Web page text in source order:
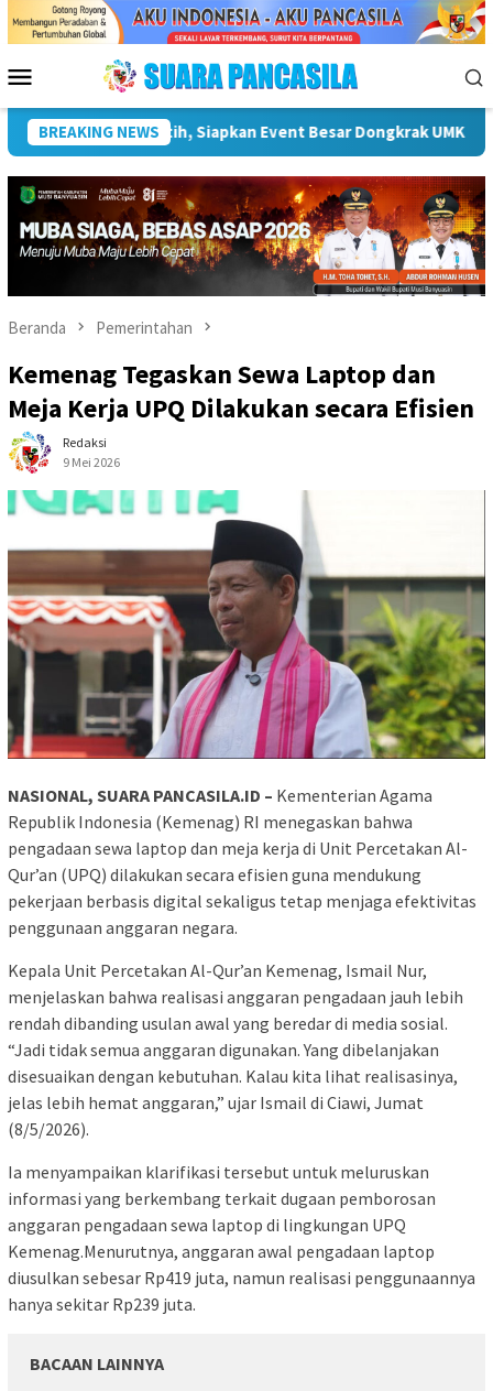
Menu
Mobile
BREAKING NEWS
Hendri Dukung Percepatan Penyaluran DAK Fisik Dan Dana
Beranda Pemerintahan
Kemenag Tegaskan Sewa Laptop dan
Meja Kerja UPQ Dilakukan secara Efisien
Redaksi
9 Mei 2026
NASIONAL, SUARA PANCASILA.ID – Kementerian Agama
Republik Indonesia (Kemenag) RI menegaskan bahwa
pengadaan sewa laptop dan meja kerja di Unit Percetakan Al-
Qur’an (UPQ) dilakukan secara efisien guna mendukung
pekerjaan berbasis digital sekaligus tetap menjaga efektivitas
penggunaan anggaran negara.
Kepala Unit Percetakan Al-Qur’an Kemenag, Ismail Nur,
menjelaskan bahwa realisasi anggaran pengadaan jauh lebih
rendah dibanding usulan awal yang beredar di media sosial.
“Jadi tidak semua anggaran digunakan. Yang dibelanjakan
disesuaikan dengan kebutuhan. Kalau kita lihat realisasinya,
jelas lebih hemat anggaran,” ujar Ismail di Ciawi, Jumat
(8/5/2026).
Ia menyampaikan klarifikasi tersebut untuk meluruskan
informasi yang berkembang terkait dugaan pemborosan
anggaran pengadaan sewa laptop di lingkungan UPQ
Kemenag.Menurutnya, anggaran awal pengadaan laptop
diusulkan sebesar Rp419 juta, namun realisasi penggunaannya
hanya sekitar Rp239 juta.
BACAAN LAINNYA